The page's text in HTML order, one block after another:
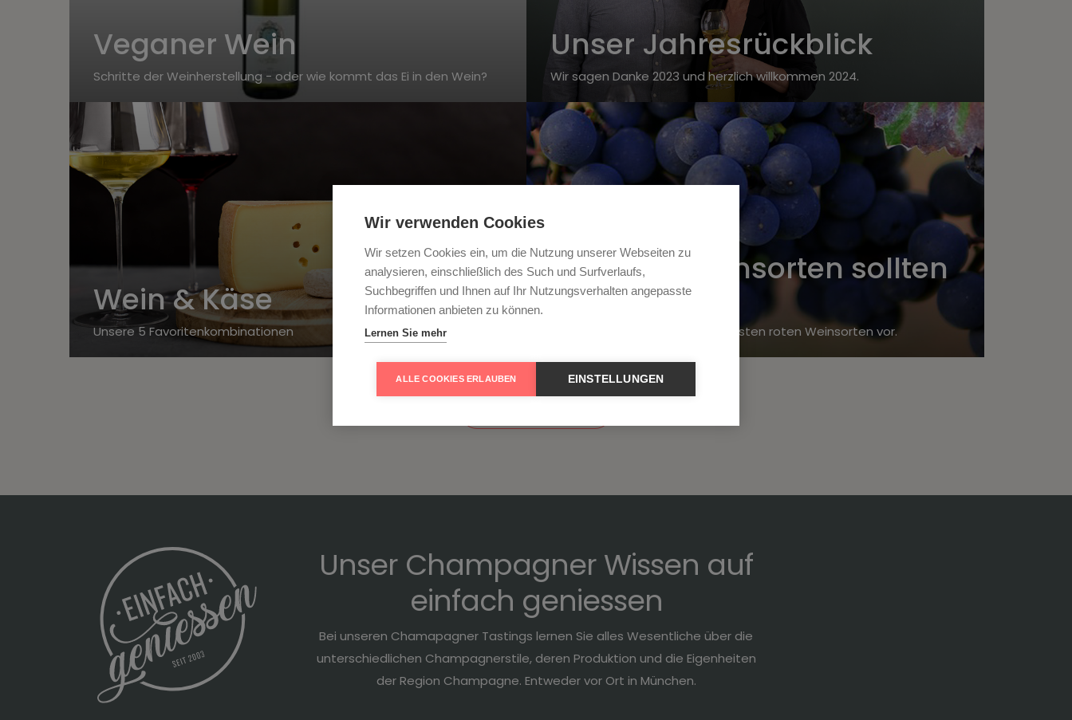
Veganer Wein
Schritte der Weinherstellung - oder wie kommt das Ei in den Wein?
Unser Jahresrückblick
Wir sagen Danke 2023 und herzlich willkommen 2024.
Wein & Käse
Unsere 5 Favoritenkombinationen
Diese Rotweinsorten sollten
Sie kennen
Wir stellen Ihnen hier die wichtigsten roten Weinsorten vor.
Unser Champagner Wissen auf
einfach geniessen
Bei unseren Chamapagner Tastings lernen Sie alles Wesentliche über die
unterschiedlichen Champagnerstile, deren Produktion und die Eigenheiten
der Region Champagne. Entweder vor Ort in München.
Wir verwenden Cookies
Wir setzen Cookies ein, um die Nutzung unserer Webseiten zu
analysieren, einschließlich des Such und Surfverlaufs,
Suchbegriffen und Ihnen auf Ihr Nutzungsverhalten angepasste
Informationen anbieten zu können.
Lernen Sie mehr
ALLE COOKIES ERLAUBEN EINSTELLUNGEN